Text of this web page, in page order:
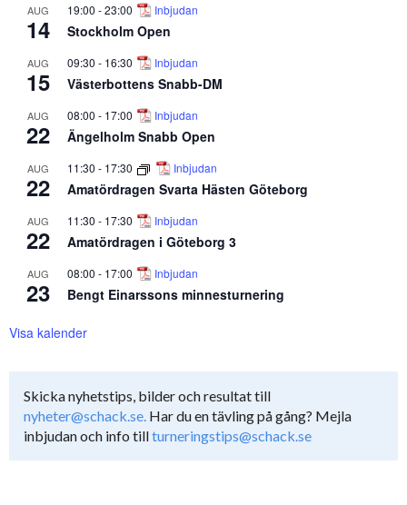
AUG
14
19:00 -23:00 Inbjudan
Stockholm Open
AUG
15
09:30 - 16:30 Inbjudan
Västerbottens Snabb-DM
AUG
22
08:00 - 17:00 Inbjudan
Ängelholm Snabb Open
AUG
22
11:30 - 17:30 Inbjudan
Amatördragen Svarta Hästen Göteborg
AUG
22
11:30 - 17:30 Inbjudan
Amatördragen i Göteborg 3
AUG
23
08:00 - 17:00 Inbjudan
Bengt Einarssons minnesturnering
Visa kalender
Skicka nyhetstips, bilder och resultat till
nyheter@schack.se. Har du en tävling på gång? Mejla
inbjudan och info tillturneringstips@schack.se